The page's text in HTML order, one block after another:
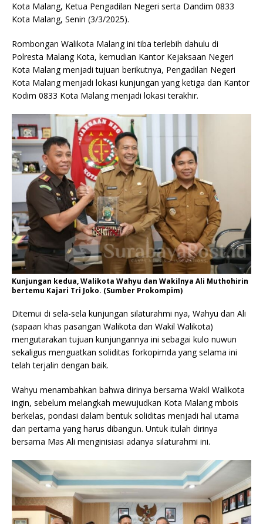
Kota Malang, Ketua Pengadilan Negeri serta Dandim 0833
Kota Malang, Senin (3/3/2025).
Rombongan Walikota Malang ini tiba terlebih dahulu di
Polresta Malang Kota, kemudian Kantor Kejaksaan Negeri
Kota Malang menjadi tujuan berikutnya, Pengadilan Negeri
Kota Malang menjadi lokasi kunjungan yang ketiga dan Kantor
Kodim 0833 Kota Malang menjadi lokasi terakhir.
Kunjungan kedua, Walikota Wahyu dan Wakilnya Ali Muthohirin
bertemu Kajari Tri Joko. (Sumber Prokompim)
Ditemui di sela-sela kunjungan silaturahmi nya, Wahyu dan Ali
(sapaan khas pasangan Walikota dan Wakil Walikota)
mengutarakan tujuan kunjungannya ini sebagai kulo nuwun
sekaligus menguatkan soliditas forkopimda yang selama ini
telah terjalin dengan baik.
Wahyu menambahkan bahwa dirinya bersama Wakil Walikota
ingin, sebelum melangkah mewujudkan Kota Malang mbois
berkelas, pondasi dalam bentuk soliditas menjadi hal utama
dan pertama yang harus dibangun. Untuk itulah dirinya
bersama Mas Ali menginisiasi adanya silaturahmi ini.